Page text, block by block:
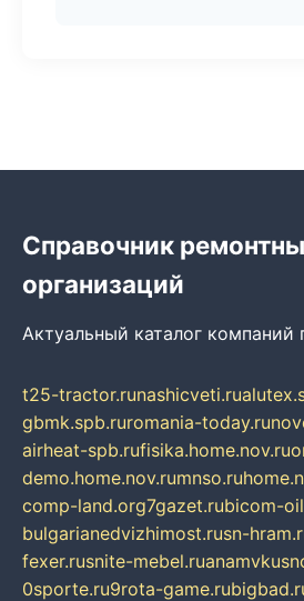
Справочник
организаций
Актуальный каталог компаний
t25-tractor.runashicveti.ru
gbmk.spb.ruromania-today.ru
airheat-spb.rufisika.home.nov.ru
demo.home.nov.rumnso.ru
comp-land.org7gazet.rubicom-
bulgarianedvizhimost.rusn-
fexer.rusnite-mebel.ru
0sporte.ru9rota-game.ru